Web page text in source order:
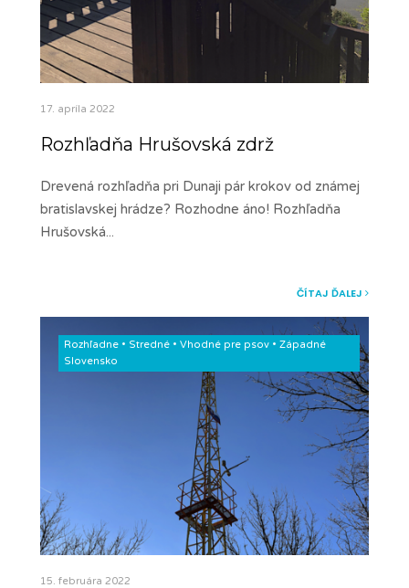
17. apríla 2022
Rozhľadňa Hrušovská zdrž
Drevená rozhľadňa pri Dunaji pár krokov od známej
bratislavskej hrádze? Rozhodne áno! Rozhľadňa
Hrušovská...
ČÍTAJ ĎALEJ
Rozhľadne • Stredné • Vhodné pre psov • Západné
Slovensko
15. februára 2022